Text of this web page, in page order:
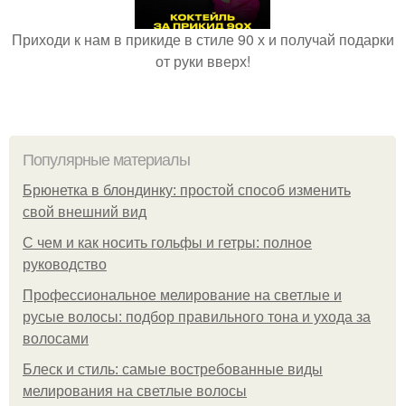
Приходи к нам в прикиде в стиле 90 х и получай подарки
от руки вверх!
Популярные материалы
Брюнетка в блондинку: простой способ изменить
свой внешний вид
С чем и как носить гольфы и гетры: полное
руководство
Профессиональное мелирование на светлые и
русые волосы: подбор правильного тона и ухода за
волосами
Блеск и стиль: самые востребованные виды
мелирования на светлые волосы